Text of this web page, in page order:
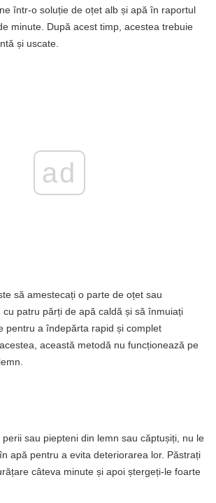
într-o soluție de oțet alb și apă în raportul
minute. După acest timp, acestea trebuie
și uscate.
ad
să amestecați o parte de oțet sau
cu patru părți de apă caldă și să înmuiați
pentru a îndepărta rapid și complet
această metodă nu funcționează pe
sau piepteni din lemn sau căptușiți, nu le
apă pentru a evita deteriorarea lor. Păstrați
câteva minute și apoi ștergeți-le foarte